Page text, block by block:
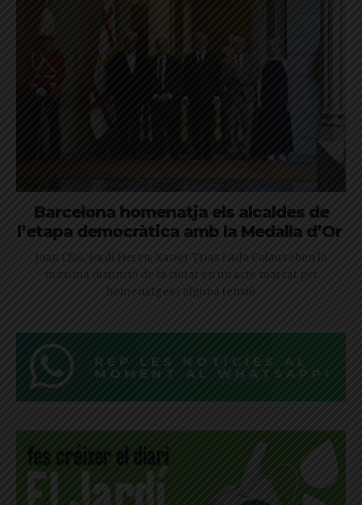
Barcelona homenatja els alcaldes de
l’etapa democràtica amb la Medalla d’Or
Joan Clos, Jordi Hereu, Xavier Trias i Ada Colau reben la
màxima distinció de la ciutat en un acte marcat per
homenatges i alguna tensió
REP LES NOTÍCIES AL
MOMENT AL WHATSAPP!